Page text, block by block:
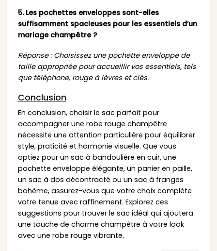
5. Les pochettes enveloppes sont-elles
suffisamment spacieuses pour les essentiels d’un
mariage champêtre ?
Réponse : Choisissez une pochette enveloppe de
taille appropriée pour accueillir vos essentiels, tels
que téléphone, rouge à lèvres et clés.
Conclusion
En conclusion, choisir le sac parfait pour
accompagner une robe rouge champêtre
nécessite une attention particulière pour équilibrer
style, praticité et harmonie visuelle. Que vous
optiez pour un sac à bandoulière en cuir, une
pochette enveloppe élégante, un panier en paille,
un sac à dos décontracté ou un sac à franges
bohème, assurez-vous que votre choix complète
votre tenue avec raffinement. Explorez ces
suggestions pour trouver le sac idéal qui ajoutera
une touche de charme champêtre à votre look
avec une robe rouge vibrante.